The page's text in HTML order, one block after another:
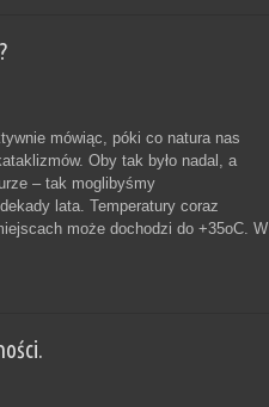
mówiąc, póki co natura nas
Oby tak było nadal, a
– tak moglibyśmy
lata. Temperatury coraz
może dochodzi do +35oC. W